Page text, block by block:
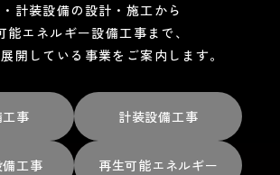
計装設備の設計・施工から
能エネルギー設備工事まで、
開している事業を ご案内します。
事 計装設備工事
工事 再生可能エネルギー